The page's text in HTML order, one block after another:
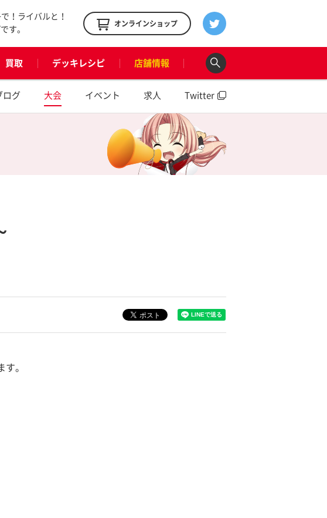
！ライバルと！
す。
オンラインショップ
買取 デッキレシピ 店舗情報
ログ 大会 イベント 求人 Twitter
。